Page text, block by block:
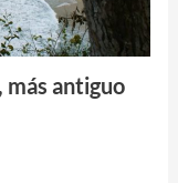
antiguo